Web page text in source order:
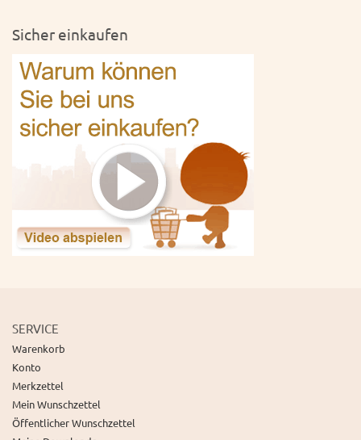
Sicher einkaufen
SERVICE
Warenkorb
Konto
Merkzettel
Mein Wunschzettel
Öffentlicher Wunschzettel